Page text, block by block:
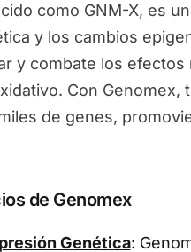
como GNM-X, es
y los cambios
y combate los
Con Genomex,
de genes,
de Genomex
Genética: